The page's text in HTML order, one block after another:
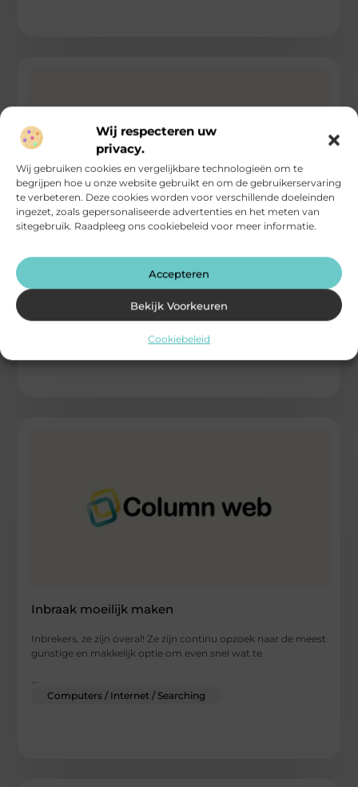
Wij respecteren uw
privacy.
Wij gebruiken cookies en vergelijkbare technologieën om te
begrijpen hoe u onze website gebruikt en om de gebruikerservaring
te verbeteren. Deze cookies worden voor verschillende doeleinden
ingezet, zoals gepersonaliseerde advertenties en het meten van
sitegebruik. Raadpleeg ons cookiebeleid voor meer informatie.
Accepteren
Bekijk Voorkeuren
Cookiebeleid
Heeft u misschien een opa of oma of schoonmoeder of
schoonvader of tante of oom die al in zijn of
...
Computers / Internet / Searching
Inbraak moeilijk maken
Inbrekers, ze zijn overal! Ze zijn continu opzoek naar de meest
gunstige en makkelijk optie om even snel wat te
Computers / Internet / Searching